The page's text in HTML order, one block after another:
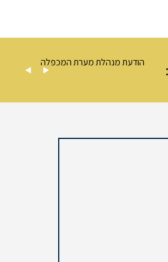
הודעת מנהלת מערת המכפלה